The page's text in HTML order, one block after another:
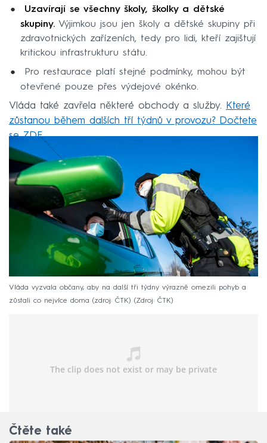
Uzavírají se všechny školy, školky a dětské
skupiny.Výjimkou jsou jen školy a dětské skupiny při
zdravotnických zařízeních, tedy pro lidi, kteří zajištují
kritickou infrastrukturu státu.
Pro restaurace platí stejné podmínky, mohou být
otevřené pouze přes výdejové okénko.
Vláda také zavřela některé obchody a služby. Které
zůstanou během dalších tří týdnů v provozu? Dočtete
se ZDE.
Vláda vyzvala občany, aby na další tři týdny výrazně omezili pohyb a
zůstali co nejvíce doma (zdroj: ČTK)
Zdroj: ČTK
Čtěte také